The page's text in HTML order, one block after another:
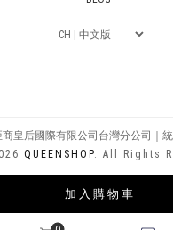
加 入 購 物 車
皇后國際有限公司台灣分公司｜統
QUEENSHOP. All Rights